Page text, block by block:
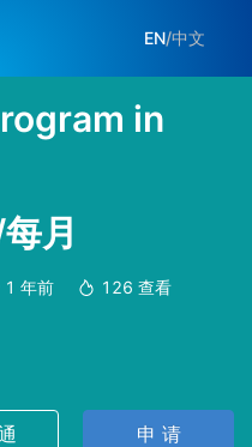
EN/中文
in
月
1 年前 126 查看
申 请